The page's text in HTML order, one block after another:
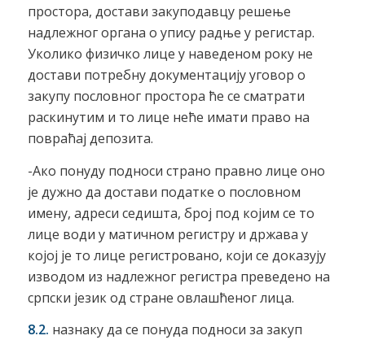
простора, достави закуподавцу решење
надлежног органа о упису радње у регистар.
Уколико физичко лице у наведеном року не
достави потребну документацију уговор о
закупу пословног простора ће се сматрати
раскинутим и то лице неће имати право на
повраћај депозита.
-Ако понуду подноси страно правно лице оно
је дужно да достави податке о пословном
имену, адреси седишта, број под којим се то
лице води у матичном регистру и држава у
којој је то лице регистровано, који се доказују
изводом из надлежног регистра преведено на
српски језик од стране овлашћеног лица.
8.2. назнаку да се понуда подноси за закуп